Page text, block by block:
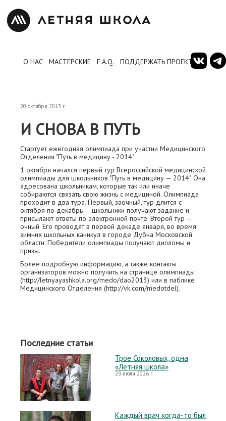
О НАС МАСТЕРСКИЕ F.A.Q. ПОДДЕРЖАТЬ ПРОЕКТ
20 октября 2013 г.
И СНОВА В ПУТЬ
Cтартует ежегодная олимпиада при участии Медицинского
Отделения "Путь в медицину - 2014"
1 октября начался первый тур Всероссийской медицинской
олимпиады для школьников "Путь в медицину — 2014". Она
адресована школьникам, которые так или иначе
собираются связать свою жизнь с медициной. Олимпиада
проходит в два тура. Первый, заочный, тур длится с
октября по декабрь — школьники получают задание и
присылают ответы по электронной почте. Второй тур —
очный. Его проводят в первой декаде января, во время
зимних школьных каникул в городе Дубна Московской
области. Победители олимпиады получают дипломы и
призы.
Более подробную информацию, а также контакты
организаторов можно получить на странице олимпиады
(http://letnyayashkola.org/medo/dao2013) или в паблике
Медицинского Отделения (http://vk.com/medotdel).
Последние статьи
Трое Соколовых, одна
«Летняя школа»
29 июля 2026 г.
Каждый врач когда-то был